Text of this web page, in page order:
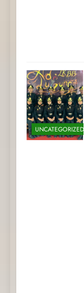
UNCATEGORIZED